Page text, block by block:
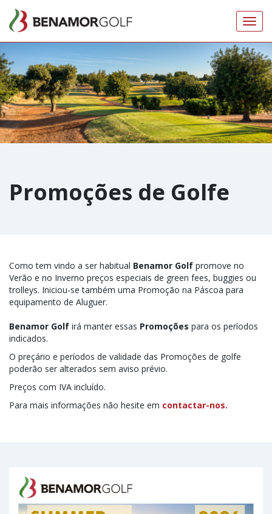
Promoções de Golfe
Como tem vindo a ser habitual Benamor Golf promove no
Verão e no Inverno preços especiais de green fees, buggies ou
trolleys. Iniciou-se também uma Promoção na Páscoa para
equipamento de Aluguer.
Benamor Golf irá manter essas Promoções para os períodos
indicados.
O preçário e períodos de validade das Promoções de golfe
poderão ser alterados sem aviso prévio.
Preços com IVA incluído.
Para mais informações não hesite em contactar-nos.